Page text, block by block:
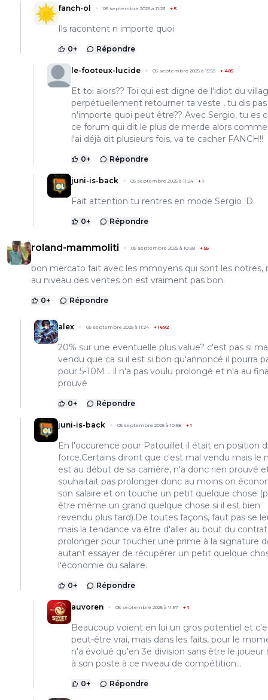
fanch-ol 05 septembre 2025 à 11:23 +5
Ils racontent n importe quoi
0+ Répondre
le-footeux-lucide 05 septembre 2025 à 15:55 + 485
Et toi alors?? Toi qui est digne de l'idiot du
perpétuellement retourner ta veste , tu dis pas
n'importe quoi peut être?? Avec Sergio, tu es
ce forum qui dit le plus de merde alors
l'ai déjà dit plusieurs fois, va te cacher FANCH!!
0+ Répondre
juni-is-back 05 septembre 2025 à 11:24 +1
Fait attention tu rentres en mode Sergio :D
0+ Répondre
roland-mammoliti 05 septembre 2025 à 10:38 +55
bon mercato fait avec les mmoyens qui sont les notres,
au niveau des ventes on est vraiment pas bon.
0+ Répondre
alex 05 septembre 2025 à 11:24 +1692
20% sur une eventuelle plus value? c'est pas si
vendu que ca si il est si bon qu'annoncé il pourra
pour 5-10M .. il n'a pas voulu prolongé et n'a au
prouvé
0+ Répondre
juni-is-back 05 septembre 2025 à 10:58 +1
En l'occurence pour Patouillet il était en position
force.Certains diront que c'est mal vendu mais le
est au début de sa carrière, n'a donc rien prouvé
souhaitait pas prolonger donc au moins on
son salaire et on touche un petit quelque chose
être même un grand quelque chose si il est bien
revendu plus tard).De toutes façons, faut pas se
mais la tendance va être d'aller au bout du
prolonger pour toucher une prime à la signature
autant essayer de récupérer un petit quelque
l'économie du salaire.
0+ Répondre
auvoren 05 septembre 2025 à 11:57 +1
Beaucoup voient en lui un gros potentiel et
peut-être vrai, mais dans les faits, pour le
n'a évolué qu'en 3e division sans être le joueur
à son poste à ce niveau de compétition...
0+ Répondre